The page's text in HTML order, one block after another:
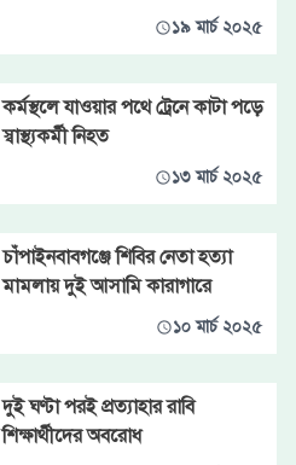
১৯ মার্চ ২০২৫
কর্মস্থলে যাওয়ার পথে ট্রেনে কাটা পড়ে
স্বাস্থ্যকর্মী নিহত
১৩ মার্চ ২০২৫
চাঁপাইনবাবগঞ্জে শিবির নেতা হত্যা
মামলায় দুই আসামি কারাগারে
১০ মার্চ ২০২৫
দুই ঘণ্টা পরই প্রত্যাহার রাবি
শিক্ষার্থীদের অবরোধ